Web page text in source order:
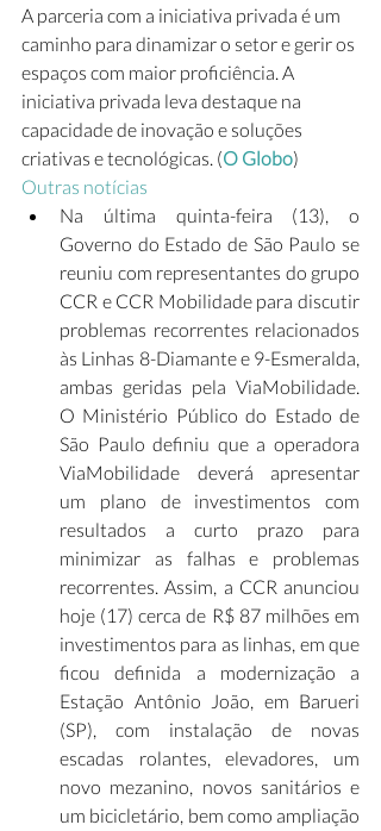
A parceria com a iniciativa privada é um
caminho para dinamizar o setor e gerir os
espaços com maior proficiência. A
iniciativa privada leva destaque na
capacidade de inovação e soluções
criativas e tecnológicas. (O Globo)
Outras notícias
Na última quinta-feira (13), o
Governo do Estado de São Paulo se
reuniu com representantes do grupo
CCR e CCR Mobilidade para discutir
problemas recorrentes relacionados
às Linhas 8-Diamante e 9-Esmeralda,
ambas geridas pela ViaMobilidade.
O Ministério Público do Estado de
São Paulo definiu que a operadora
ViaMobilidade deverá apresentar
um plano de investimentos com
resultados a curto prazo para
minimizar as falhas e problemas
recorrentes. Assim, a CCR anunciou
hoje (17) cerca de R$ 87 milhões em
investimentos para as linhas, em que
ficou definida a modernização a
Estação Antônio João, em Barueri
(SP), com instalação de novas
escadas rolantes, elevadores, um
novo mezanino, novos sanitários e
um bicicletário, bem como ampliação